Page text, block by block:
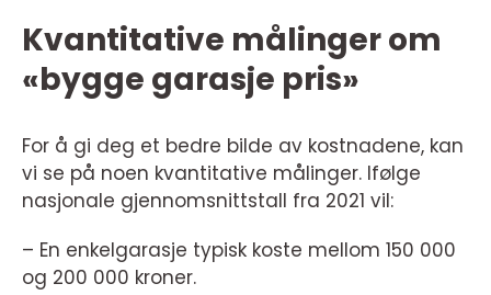
Kvantitative målinger om
«bygge garasje pris»
For å gi deg et bedre bilde av kostnadene, kan
vi se på noen kvantitative målinger. Ifølge
nasjonale gjennomsnittstall fra 2021 vil:
– En enkelgarasje typisk koste mellom 150 000
og 200 000 kroner.